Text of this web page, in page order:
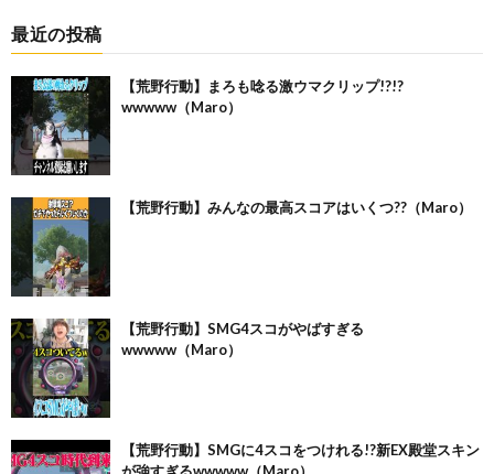
最近の投稿
【荒野行動】まろも唸る激ウマクリップ!?!?
wwwww（Maro）
【荒野行動】みんなの最高スコアはいくつ??（Maro）
【荒野行動】SMG4スコがやばすぎる
wwwww（Maro）
【荒野行動】SMGに4スコをつけれる!?新EX殿堂スキン
が強すぎるwwwww（Maro）